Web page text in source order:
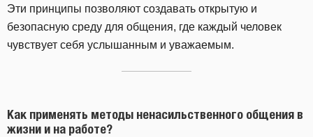
Эти принципы позволяют создавать открытую и
безопасную среду для общения, где каждый человек
чувствует себя услышанным и уважаемым.
Как применять методы ненасильственного общения в
жизни и на работе?